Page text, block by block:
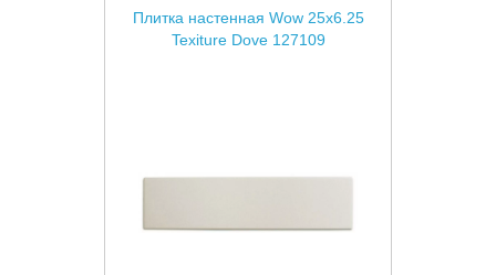
Плитка настенная Wow 25x6.25
Texiture Dove 127109